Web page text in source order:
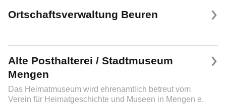
Ortschaftsverwaltung Beuren
Alte Posthalterei / Stadtmuseum
Mengen
Das Heimatmuseum wird ehrenamtlich betreut vom
Verein für Heimatgeschichte und Museen in Mengen e.